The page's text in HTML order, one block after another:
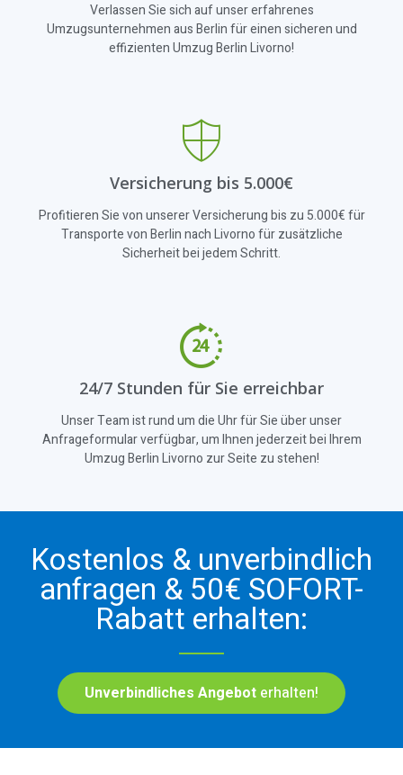
Verlassen Sie sich auf unser erfahrenes
Umzugsunternehmen aus Berlin für einen sicheren und
effizienten Umzug Berlin Livorno!
Versicherung bis 5.000€
Profitieren Sie von unserer Versicherung bis zu 5.000€ für
Transporte von Berlin nach Livorno für zusätzliche
Sicherheit bei jedem Schritt.
24/7 Stunden für Sie erreichbar
Unser Team ist rund um die Uhr für Sie über unser
Anfrageformular verfügbar, um Ihnen jederzeit bei Ihrem
Umzug Berlin Livorno zur Seite zu stehen!
Kostenlos & unverbindlich
anfragen & 50€ SOFORT-
Rabatt erhalten:
Unverbindliches Angebot erhalten!